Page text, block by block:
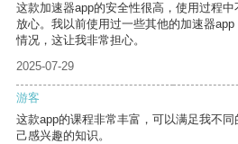
这款加速器app的安全性很高，使用过程
放心。我以前使用过一些其他的加速器
情况，这让我非常担心。
2025-07-29
游客
这款app的课程非常丰富，可以满足我不
己感兴趣的知识。